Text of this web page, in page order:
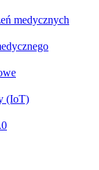
medycznych
(IoT)